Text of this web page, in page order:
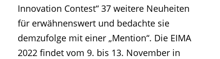
Innovation Contest“ 37 weitere Neuheiten
für erwähnenswert und bedachte sie
demzufolge mit einer „Mention“. Die EIMA
2022 findet vom 9. bis 13. November in